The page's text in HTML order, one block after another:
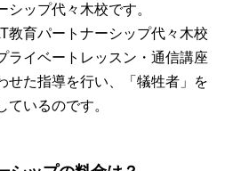
ップ代々木校です。
教育パートナーシップ代々木校
ライベートレッスン・通信講座
せた指導を行い、「犠牲者」を
ているのです。